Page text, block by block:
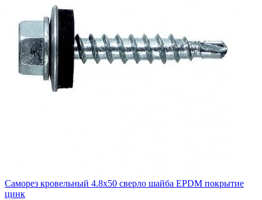
Саморез кровельный 4.8х50 сверло шайба EPDM покрытие
цинк